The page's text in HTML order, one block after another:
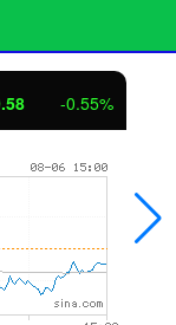
-0.55%